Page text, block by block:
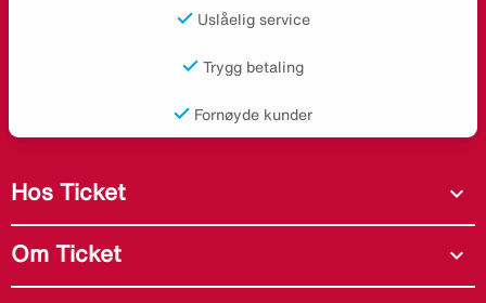
Uslåelig service
Trygg betaling
Fornøyde kunder
Hos Ticket expand_more
Om Ticket expand_more